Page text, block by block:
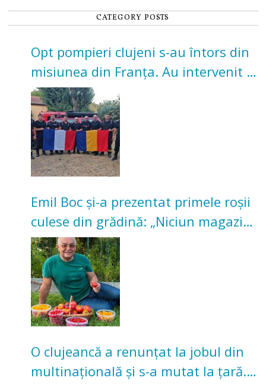
CATEGORY POSTS
Opt pompieri clujeni s-au întors din
misiunea din Franța. Au intervenit la
incendii de vegetație și pădure
Emil Boc și-a prezentat primele roșii
culese din grădină: „Niciun magazin
nu poate oferi această satisfacție”
O clujeancă a renunțat la jobul din
multinațională și s-a mutat la țară.